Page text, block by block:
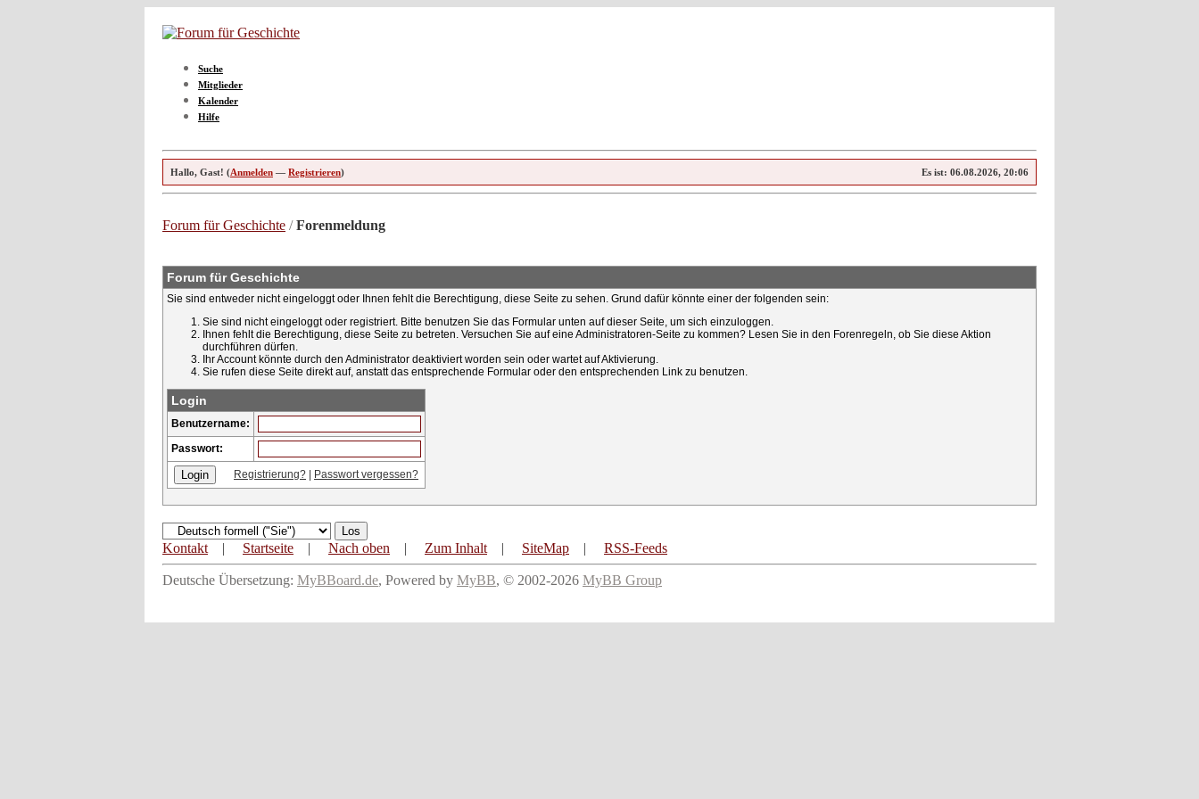
Suche
Mitglieder
Kalender
Hilfe
Es ist: 06.08.2026, 20:06
Hallo, Gast! (Anmelden — Registrieren)
Forum für Geschichte /Forenmeldung
Forum für Geschichte
Sie sind entweder nicht eingeloggt oder Ihnen fehlt die Berechtigung, diese Seite zu sehen. Grund dafür könnte einer der folgenden sein:
Sie sind nicht eingeloggt oder registriert. Bitte benutzen Sie das Formular unten auf dieser Seite, um sich einzuloggen.
Ihnen fehlt die Berechtigung, diese Seite zu betreten. Versuchen Sie auf eine Administratoren-Seite zu kommen? Lesen Sie in den Forenregeln, ob Sie diese Aktion
durchführen dürfen.
Ihr Account könnte durch den Administrator deaktiviert worden sein oder wartet auf Aktivierung.
Sie rufen diese Seite direkt auf, anstatt das entsprechende Formular oder den entsprechenden Link zu benutzen.
Login
Benutzername:
Passwort:
Registrierung? Passwort vergessen?
Kontakt | Startseite | Nach oben | Zum Inhalt | SiteMap | RSS-Feeds
Deutsche Übersetzung: MyBBoard.de, Powered by MyBB, © 2002-2026 MyBB Group